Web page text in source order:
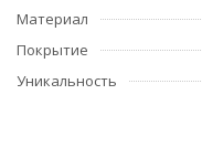
Материал
Покрытие
Уникальность